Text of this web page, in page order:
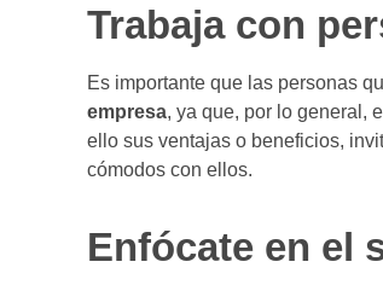
Trabaja con
Es importante que las personas
empresa, ya que, por lo general,
ello sus ventajas o beneficios,
cómodos con ellos.
Enfócate en el